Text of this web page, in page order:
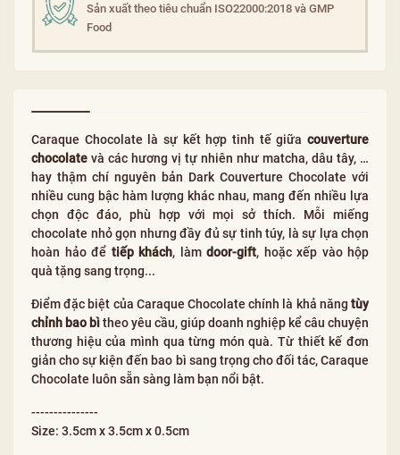
Sản xuất theo tiêu chuẩn ISO22000:2018 và GMP
Food
Caraque Chocolate là sự kết hợp tinh tế giữa couverture
chocolate và các hương vị tự nhiên như matcha, dâu tây, …
hay thậm chí nguyên bản Dark Couverture Chocolate với
nhiều cung bậc hàm lượng khác nhau, mang đến nhiều lựa
chọn độc đáo, phù hợp với mọi sở thích. Mỗi miếng
chocolate nhỏ gọn nhưng đầy đủ sự tinh túy, là sự lựa chọn
hoàn hảo để tiếp khách, làm door-gift, hoặc xếp vào hộp
quà tặng sang trọng...
Điểm đặc biệt của Caraque Chocolate chính là khả năng tùy
chỉnh bao bìtheo yêu cầu, giúp doanh nghiệp kể câu chuyện
thương hiệu của mình qua từng món quà. Từ thiết kế đơn
giản cho sự kiện đến bao bì sang trọng cho đối tác, Caraque
Chocolate luôn sẵn sàng làm bạn nổi bật.
---------------
Size: 3.5cm x 3.5cm x 0.5cm